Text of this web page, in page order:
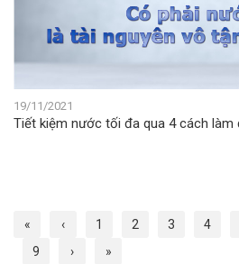
19/11/2021
Tiết kiệm nước tối đa qua 4 cách làm
« ‹ 1 2 3 4
9
› »